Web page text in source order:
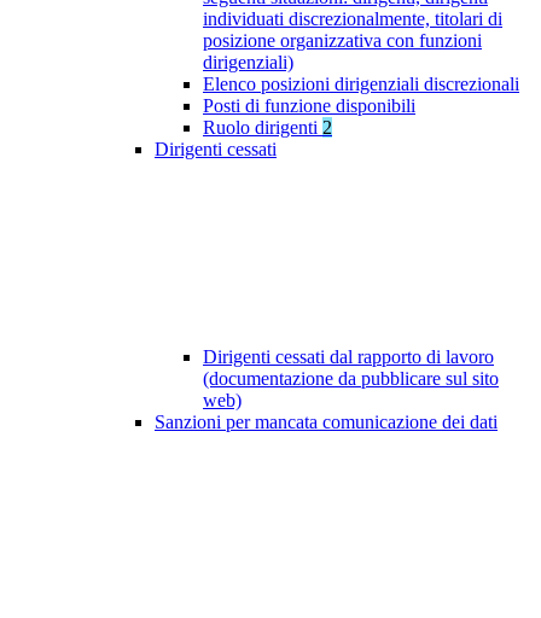
individuati discrezionalmente, titolari di
posizione organizzativa con funzioni
dirigenziali)
Elenco posizioni dirigenziali discrezionali
Posti di funzione disponibili
Ruolo dirigenti 2
Dirigenti cessati
Dirigenti cessati dal rapporto di lavoro
(documentazione da pubblicare sul sito
web)
Sanzioni per mancata comunicazione dei dati